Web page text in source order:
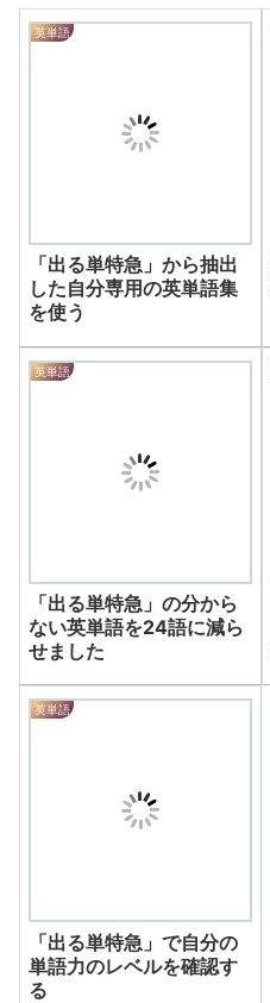
英単語
「出る単特急」から抽出
した自分専用の英単語集
を使う
英単語
「出る単特急」の分から
ない英単語を24語に減ら
せました
英単語
「出る単特急」で自分の
単語力のレベルを確認す
る